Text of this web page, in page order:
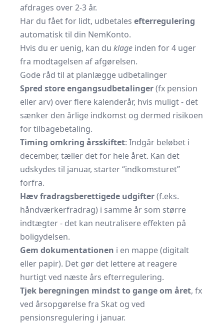
afdrages over 2-3 år.
Har du fået for lidt, udbetales efterregulering
automatisk til din NemKonto.
Hvis du er uenig, kan du klage inden for 4 uger
fra modtagelsen af afgørelsen.
Gode råd til at planlægge udbetalinger
Spred store engangsudbetalinger(fx pension
eller arv) over flere kalenderår, hvis muligt - det
sænker den årlige indkomst og dermed risikoen
for tilbagebetaling.
Timing omkring årsskiftet: Indgår beløbet i
december, tæller det for hele året. Kan det
udskydes til januar, starter “indkomsturet”
forfra.
Hæv fradragsberettigede udgifter(f.eks.
håndværkerfradrag) i samme år som større
indtægter - det kan neutralisere effekten på
boligydelsen.
Gem dokumentationen i en mappe (digitalt
eller papir). Det gør det lettere at reagere
hurtigt ved næste års efterregulering.
Tjek beregningen mindst to gange om året, fx
ved årsopgørelse fra Skat og ved
pensionsregulering i januar.